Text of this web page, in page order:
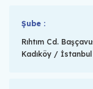
Şube :
Rıhtım Cd.
Kadıköy / İstanbul